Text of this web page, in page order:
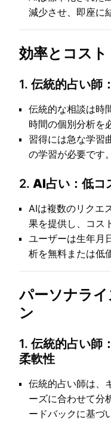
減少させ、即座に
効率とコスト
1.伝統的占い師
伝統的な相談は時
時間の個別分析を
習得には急な学習
の学習が必要です。
2. AI占い：低コ
AIは複数のリクエ
果を提供し、コス
ユーザーは生年月
析を無料または低
パーソナラ
ン
1.伝統的占い師
柔軟性
伝統的占い師は、
ーズに合わせて分
ードバックに基づ